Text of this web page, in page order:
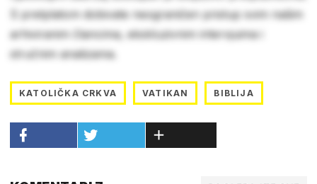
S pretplatom dobivate neograničen pristup svim našim
arhiviranim člancima, ekskluzivnim intervjuima i
stručnim analizama.
KATOLIČKA CRKVA VATIKAN BIBLIJA